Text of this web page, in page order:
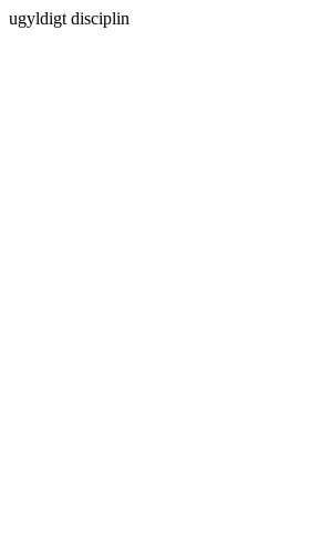
ugyldigt disciplin